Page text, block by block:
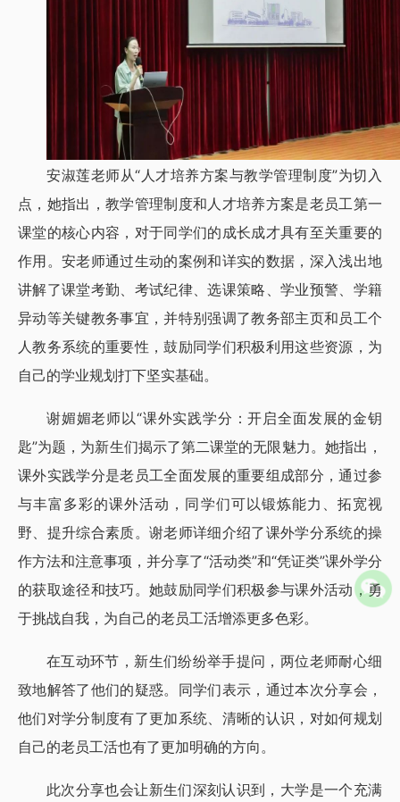
安淑莲老师从“人才培养方案与教学管理制度”为切入
点，她指出，教学管理制度和人才培养方案是老员工第一
课堂的核心内容，对于同学们的成长成才具有至关重要的
作用。安老师通过生动的案例和详实的数据，深入浅出地
讲解了课堂考勤、考试纪律、选课策略、学业预警、学籍
异动等关键教务事宜，并特别强调了教务部主页和员工个
人教务系统的重要性，鼓励同学们积极利用这些资源，为
自己的学业规划打下坚实基础。
谢媚媚老师以“课外实践学分：开启全面发展的金钥
匙”为题，为新生们揭示了第二课堂的无限魅力。她指出，
课外实践学分是老员工全面发展的重要组成部分，通过参
与丰富多彩的课外活动，同学们可以锻炼能力、拓宽视
野、提升综合素质。谢老师详细介绍了课外学分系统的操
作方法和注意事项，并分享了“活动类”和“凭证类”课外学分
的获取途径和技巧。她鼓励同学们积极参与课外活动，勇
于挑战自我，为自己的老员工活增添更多色彩。
在互动环节，新生们纷纷举手提问，两位老师耐心细
致地解答了他们的疑惑。同学们表示，通过本次分享会，
他们对学分制度有了更加系统、清晰的认识，对如何规划
自己的老员工活也有了更加明确的方向。
此次分享也会让新生们深刻认识到，大学是一个充满